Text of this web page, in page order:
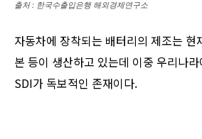
출처 : 한국수출입은행 해외경제연구소
자동차에 장착되는 배터리의 제조는 현
본 등이 생산하고 있는데 이중 우리나
SDI가 독보적인 존재이다.